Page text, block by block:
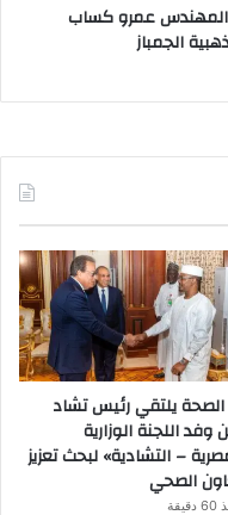
عمرو كساب
الجمباز
الصحة يلتقي رئيس تشاد
اللجنة الوزارية
– التشادية» لبحث تعزيز
الصحي